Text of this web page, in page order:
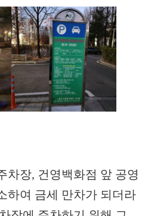
차장, 건영백화점 앞 공영
하여 금세 만차가 되더라